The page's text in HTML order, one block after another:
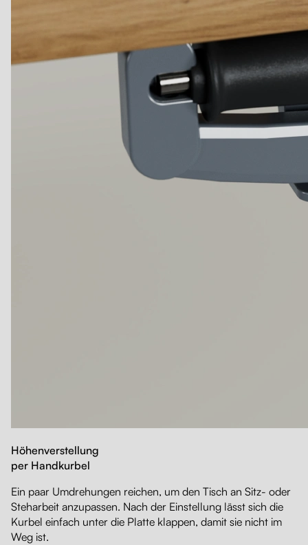
Höhenverstellung
per Handkurbel
Ein paar Umdrehungen reichen, um den Tisch an Sitz- oder
Steharbeit anzupassen. Nach der Einstellung lässt sich die
Kurbel einfach unter die Platte klappen, damit sie nicht im
Weg ist.